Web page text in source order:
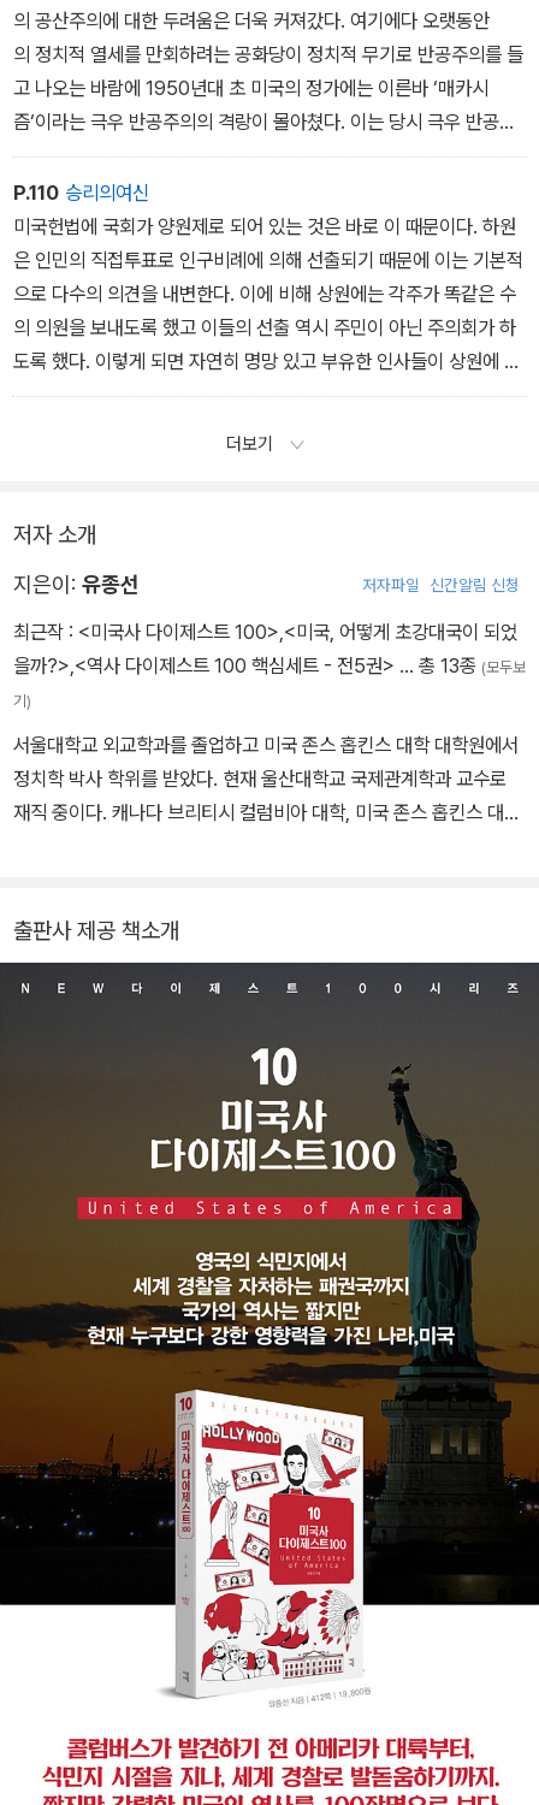
의 결정적 계기를 마련했다.
의 공산주의에 대한 두려움은 더욱 커져갔다. 여기에다 오랫동안
의 정치적 열세를 만회하려는 공화당이 정치적 무기로 반공주의를 들
고 나오는 바람에 1950년대 초 미국의 정가에는 이른바 ‘매카시
즘‘이라는 극우 반공주의의 격랑이 몰아쳤다. 이는 당시 극우 반공주
의자였던 조셉 매카시의 이름에서 나온 것이다.
P.110 승리의여신
미국헌법에 국회가 양원제로 되어 있는 것은 바로 이 때문이다. 하원
은 인민의 직접투표로 인구비례에 의해 선출되기 때문에 이는 기본적
으로 다수의 의견을 내변한다. 이에 비해 상원에는 각주가 똑같은 수
의 의원을 보내도록 했고 이들의 선출 역시 주민이 아닌 주의회가 하
도록 했다. 이렇게 되면 자연히 명망 있고 부유한 인사들이 상원에 모
이게 되므로 이들이 하원을 견제하면서 소수의 이익을 대변하
더보기
저자 소개
지은이: 유종선 저자파일 신간알림 신청
최근작 : <미국사 다이제스트 100> <미국, 어떻게 초강대국이 되었
을까?> <역사 다이제스트 100 핵심세트 - 전5권> … 총 13종 (모두보
기)
서울대학교 외교학과를 졸업하고 미국 존스 홉킨스 대학 대학원에서
정치학 박사 학위를 받았다. 현재 울산대학교 국제관계학과 교수로
재직 중이다. 캐나다 브리티시 컬럼비아 대학, 미국 존스 홉킨스 대학
양 정치 사상사 분야에 다수의 논문이 있다.
출판사 제공 책소개